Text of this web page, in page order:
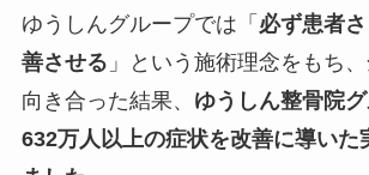
ゆうしんグループでは「 必ず患者
善させる 」という施術理念をもち
向き合った結果、 ゆうしん整骨院
632万人以上の症状を改善に導いた